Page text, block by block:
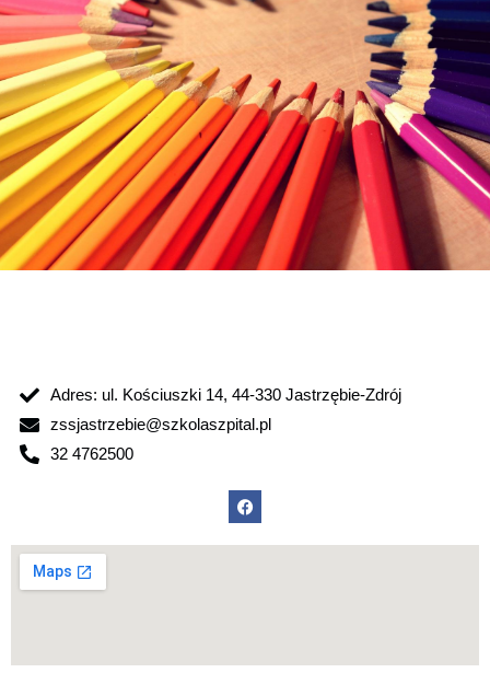
Adres: ul. Kościuszki 14, 44-330 Jastrzębie-Zdrój
zssjastrzebie@szkolaszpital.pl
32 4762500